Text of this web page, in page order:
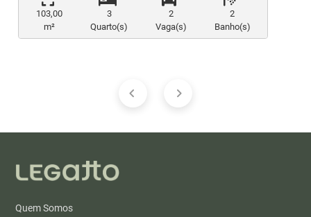
103,00
m²
3
Quarto(s)
2
Vaga(s)
2
Banho(s)
Quem Somos